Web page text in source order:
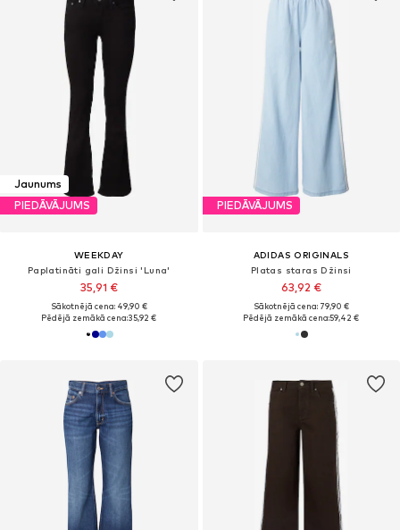
Jaunums
PIEDĀVĀJUMS
WEEKDAY
Paplatināti gali Džinsi 'Luna'
35,91 €
Sākotnējā cena: 49,90 €
Pēdējā zemākā cena:35,92 €
PIEDĀVĀJUMS
ADIDAS ORIGINALS
Platas staras Džinsi
63,92 €
Sākotnējā cena: 79,90 €
Pēdējā zemākā cena:59,42 €